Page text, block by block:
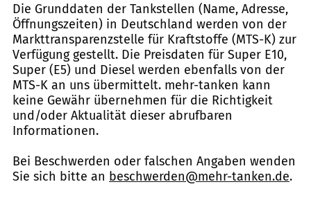
Die Grunddaten der Tankstellen (Name, Adresse,
Öffnungszeiten) in Deutschland werden von der
Markttransparenzstelle für Kraftstoffe (MTS-K) zur
Verfügung gestellt. Die Preisdaten für Super E10,
Super (E5) und Diesel werden ebenfalls von der
MTS-K an uns übermittelt. mehr-tanken kann
keine Gewähr übernehmen für die Richtigkeit
und/oder Aktualität dieser abrufbaren
Informationen.
Bei Beschwerden oder falschen Angaben wenden
Sie sich bitte an beschwerden@mehr-tanken.de.